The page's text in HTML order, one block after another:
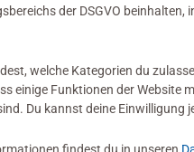
der DSGVO
welche Kategorien du
einige Funktionen der
Du kannst deine Einwilligung